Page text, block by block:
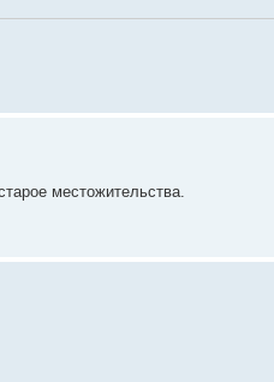
местожительства.